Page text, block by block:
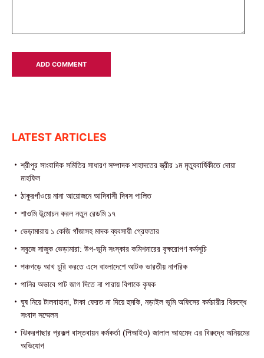
LATEST ARTICLES
শ্রীপুর সাংবাদিক সমিতির সাধারণ সম্পাদক শাহাদতের স্ত্রীর ১ম মৃত্যুবার্ষিকীতে দোয়া
মাহফিল
ঠাকুরগাঁওয়ে নানা আয়োজনে আদিবাসী দিবস পালিত
শাওমি উন্মোচন করল নতুন রেডমি ১৭
ভেড়ামারায় ১ কেজি গাঁজাসহ মাদক ব্যবসায়ী গ্রেফতার
সবুজে সাজুক ভেড়ামারা: উপ-ভূমি সংস্কার কমিশনারের বৃক্ষরোপণ কর্মসূচি
পঞ্চগড়ে আখ চুরি করতে এসে বাংলাদেশে আটক ভারতীয় নাগরিক
পা‌নির অভাবে পাট জাগ দিতে না পারায় বিপাকে কৃষক
ঘুষ নিয়ে টালবাহানা, টাকা ফেরত না দিয়ে হুমকি, নড়াইল ভূমি অফিসের কর্মচারীর বিরুদ্ধে
সংবাদ সম্মেলন
ঝিকরগাছার প্রকল্প বাস্তবায়ন কর্মকর্তা (পিআইও) জালাল আহমেদ এর বিরুদ্ধে অনিয়মের
অভিযোগ